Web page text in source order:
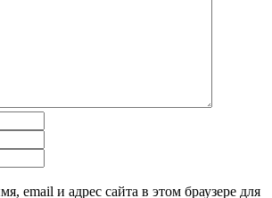
email и адрес сайта в этом браузере для